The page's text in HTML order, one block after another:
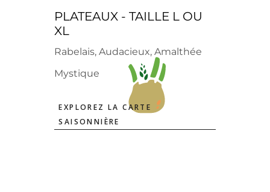
PLATEAUX - TAILLE L OU
XL
Rabelais,Audacieux,Amalthée
Mystique
EXPLOREZ LA CARTE
SAISONNIÈRE